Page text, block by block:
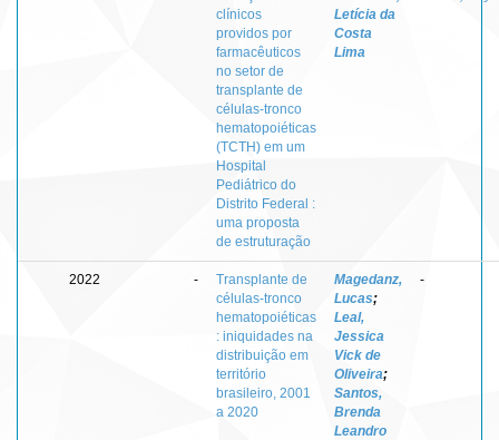
clínicos
providos por
farmacêuticos
no setor de
transplante de
células-tronco
hematopoiéticas
(TCTH) em um
Hospital
Pediátrico do
Distrito Federal :
uma proposta
de estruturação
Letícia da
Costa
Lima
2022 -
Transplante de
células-tronco
hematopoiéticas
: iniquidades na
distribuição em
território
brasileiro, 2001
a 2020
Magedanz,
Lucas;
Leal,
Jessica
Vick de
Oliveira;
Santos,
Brenda
Leandro
-